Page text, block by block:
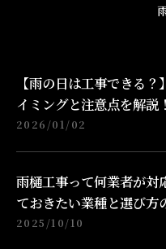
【雨の日は工事できる
イミングと注意点を解説！
2026/01/02
雨樋工事って何業者が対
ておきたい業種と選び方
2025/10/10